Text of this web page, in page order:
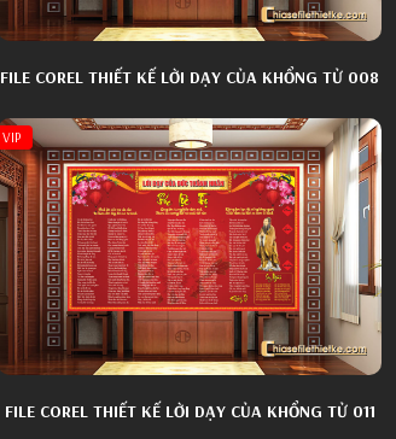
FILE COREL THIẾT KẾ LỜI DẠY CỦA KHỔNG TỬ 008
VIP
FILE COREL THIẾT KẾ LỜI DẠY CỦA KHỔNG TỬ 011